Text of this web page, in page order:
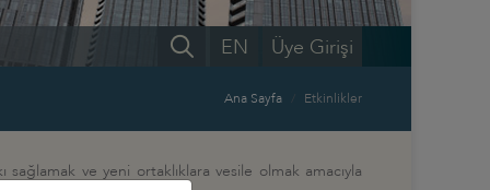
Üye Girişi
EN
Ana Sayfa Etkinlikler
ve yeni ortaklıklara vesile olmak amacıyla